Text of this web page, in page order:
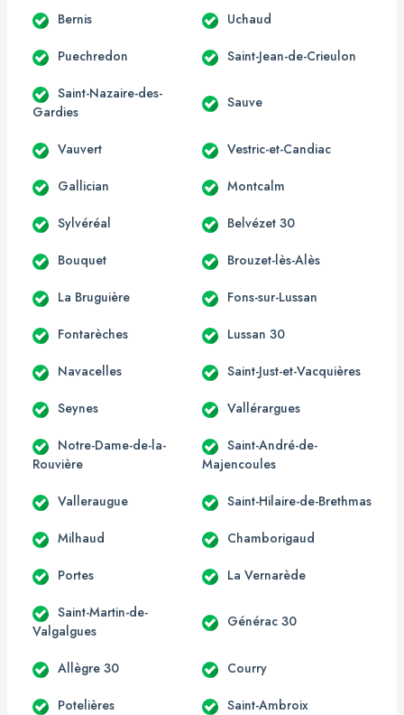
Bernis Uchaud
Puechredon Saint-Jean-de-Crieulon
Saint-Nazaire-des-
Gardies
Sauve
Vauvert Vestric-et-Candiac
Gallician Montcalm
Sylvéréal Belvézet 30
Bouquet Brouzet-lès-Alès
La Bruguière Fons-sur-Lussan
Fontarèches Lussan 30
Navacelles Saint-Just-et-Vacquières
Seynes Vallérargues
Notre-Dame-de-la-
Rouvière
Saint-André-de-
Majencoules
Valleraugue Saint-Hilaire-de-Brethmas
Milhaud Chamborigaud
Portes La Vernarède
Saint-Martin-de-
Valgalgues
Générac 30
Allègre 30 Courry
Potelières Saint-Ambroix